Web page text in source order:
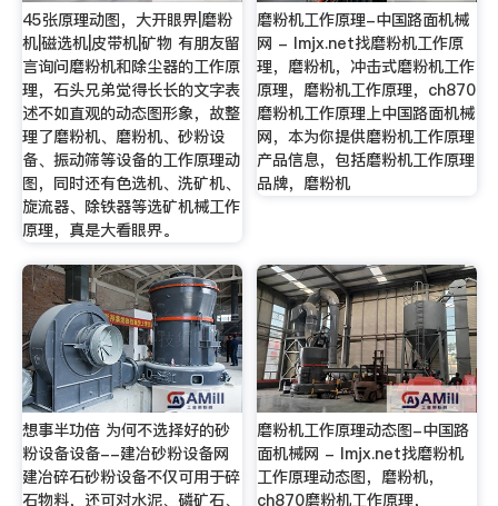
45张原理动图，大开眼界|磨粉
机|磁选机|皮带机|矿物 有朋友留
言询问磨粉机和除尘器的工作原
理，石头兄弟觉得长长的文字表
述不如直观的动态图形象，故整
理了磨粉机、磨粉机、砂粉设
备、振动筛等设备的工作原理动
图，同时还有色选机、洗矿机、
旋流器、除铁器等选矿机械工作
原理，真是大看眼界。
磨粉机工作原理-中国路面机械
网 - lmjx.net找磨粉机工作原
理，磨粉机，冲击式磨粉机工作
原理，磨粉机工作原理，ch870
磨粉机工作原理上中国路面机械
网，本为你提供磨粉机工作原理
产品信息，包括磨粉机工作原理
品牌，磨粉机
想事半功倍 为何不选择好的砂
粉设备设备--建冶砂粉设备网
建冶碎石砂粉设备不仅可用于碎
石物料，还可对水泥、磷矿石、
磨粉机工作原理动态图-中国路
面机械网 - lmjx.net找磨粉机
工作原理动态图，磨粉机，
ch870磨粉机工作原理，